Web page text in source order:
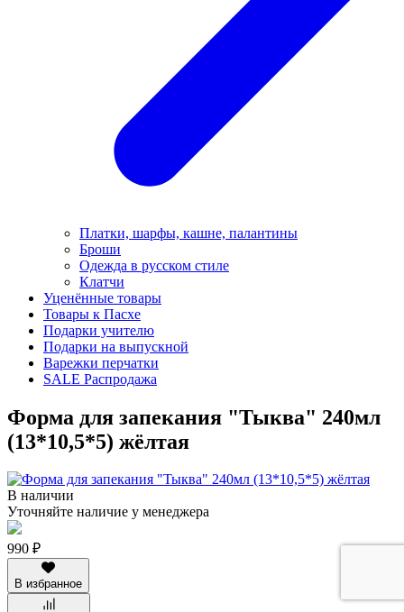
Платки, шарфы, кашне, палантины
Броши
Одежда в русском стиле
Клатчи
Уценённые товары
Товары к Пасхе
Подарки учителю
Подарки на выпускной
Варежки перчатки
SALE Распродажа
Форма для запекания "Тыква" 240мл
(13*10,5*5) жёлтая
В наличии
Уточняйте наличие у менеджера
990 ₽
В избранное